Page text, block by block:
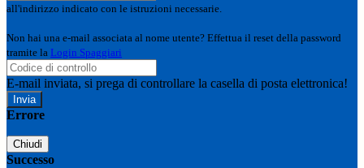
all'indirizzo indicato con le istruzioni necessarie.
Non hai una e-mail associata al nome utente? Effettua il reset della password
tramite la Login Spaggiari
E-mail inviata, si prega di controllare la casella di posta elettronica!
Errore
Chiudi
Successo